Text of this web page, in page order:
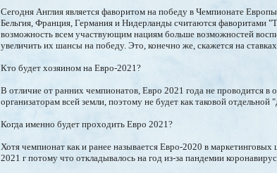
Сегодня Англия является фаворитом на победу в Чемпионате
Бельгия, Франция, Германия и Нидерланды считаются фаворитами
возможность всем участвующим нациям больше возможностей
увеличить их шансы на победу. Это, конечно же, скажется на
Кто будет хозяином на Евро-2021?
В отличие от ранних чемпионатов, Евро 2021 года не проводится в
организаторам всей земли, поэтому не будет как таковой
Когда именно будет проходить Евро 2021?
Хотя чемпионат как и ранее называется Евро-2020 в
2021 г потому что откладывалось на год из-за пандемии